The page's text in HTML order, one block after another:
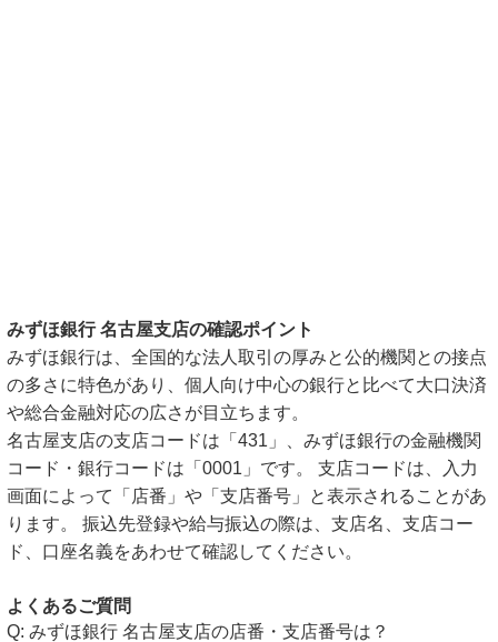
みずほ銀行 名古屋支店の確認ポイント
みずほ銀行は、全国的な法人取引の厚みと公的機関との接点
の多さに特色があり、個人向け中心の銀行と比べて大口決済
や総合金融対応の広さが目立ちます。
名古屋支店の支店コードは「431」、みずほ銀行の金融機関
コード・銀行コードは「0001」です。 支店コードは、入力
画面によって「店番」や「支店番号」と表示されることがあ
ります。 振込先登録や給与振込の際は、支店名、支店コー
ド、口座名義をあわせて確認してください。
よくあるご質問
みずほ銀行 名古屋支店の店番・支店番号は？